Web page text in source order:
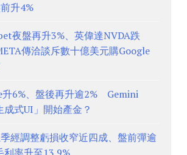
升4%
夜盤再升3%、英偉達NVDA跌
傳洽談斥數十億美元購Google
升6%、盤後再升逾2% Gemini
成式UI」開始產金？
經調整虧損收窄近四成、盤前彈逾